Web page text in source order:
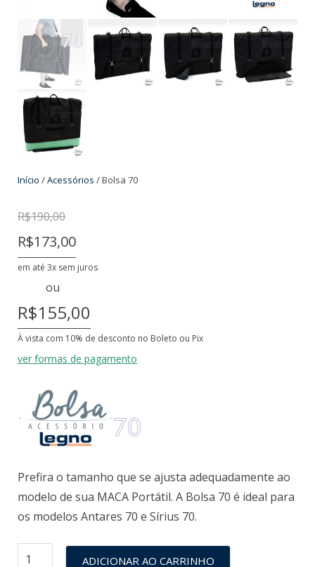
Início /Acessórios / Bolsa 70
R$190,00
R$173,00
em até 3x sem juros
ou
R$155,00
À vista com 10% de desconto no Boleto ou Pix
ver formas de pagamento
Prefira o tamanho que se ajusta adequadamente ao
modelo de sua MACA Portátil. A Bolsa 70 é ideal para
os modelos Antares 70 e Sírius 70.
ADICIONAR AO CARRINHO